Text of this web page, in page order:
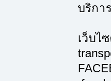
บริกา
เว็บไ